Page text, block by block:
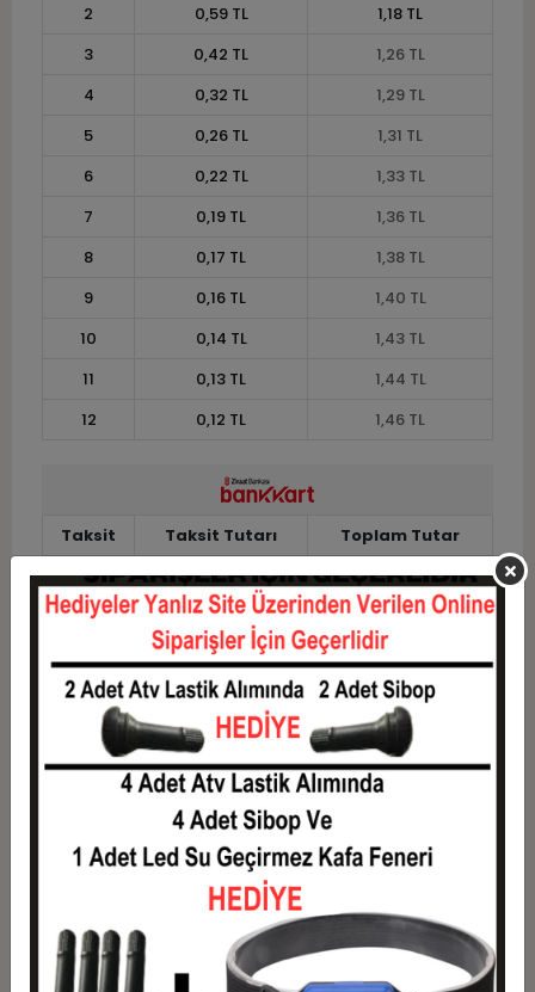
2
0,59 TL
1,18 TL
3
0,42 TL
1,26 TL
4
0,32 TL
1,29 TL
5
0,26 TL
1,31 TL
6
0,22 TL
1,33 TL
7
0,19 TL
1,36 TL
8
0,17 TL
1,38 TL
9
0,16 TL
1,40 TL
10
0,14 TL
1,43 TL
11
0,13 TL
1,44 TL
12
0,12 TL 1,46 TL
Taksit Taksit Tutarı
Toplam Tutar
1
1,18 TL
1,18 TL
2
0,59 TL
1,18 TL
3
0,42 TL
1,26 TL
4
0,32 TL
1,29 TL
0,26 TL
1,31 TL
0,22 TL
1,33 TL
0,19 TL
8
0,17 TL
1,38 TL
0,16 TL
10
0,14 TL
1,43 TL
11
0,13 TL
1,44 TL